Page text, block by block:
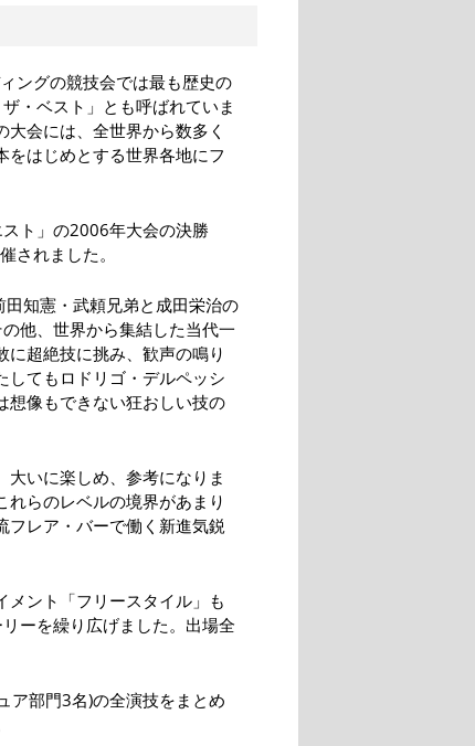
ングの競技会では最も歴史の
・ベスト」とも呼ばれていま
会には、全世界から数多く
はじめとする世界各地にフ
ト」の2006年大会の決勝
されました。
知憲・武頼兄弟と成田栄治の
他、世界から集結した当代一
超絶技に挑み、歓声の鳴り
してもロドリゴ・デルペッシ
想像もできない狂おしい技の
いに楽しめ、参考になりま
らのレベルの境界があまり
フレア・バーで働く新進気鋭
メント「フリースタイル」も
ーを繰り広げました。出場全
ア部門3名)の全演技をまとめ